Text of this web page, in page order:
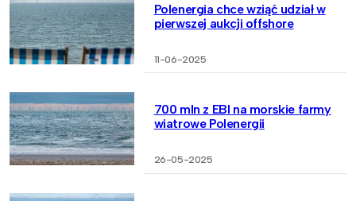
Polenergia chce wziąć udział w
pierwszej aukcji offshore
11-06-2025
700 mln z EBI na morskie farmy
wiatrowe Polenergii
26-05-2025